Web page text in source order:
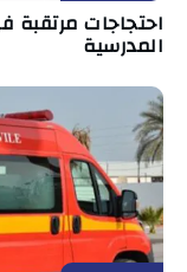
احتجاجات مرتقبة
المدرسية